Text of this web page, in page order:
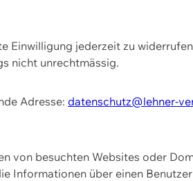
Einwilligung jederzeit zu
nicht unrechtmässig.
Adresse: datenschutz@lehner-
von besuchten Websites oder
Informationen über einen